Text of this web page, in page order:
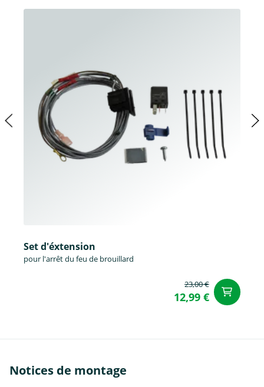
Set d'éxtension
pour l'arrêt du feu de brouillard
23,00 €
12,99 €
Notices de montage